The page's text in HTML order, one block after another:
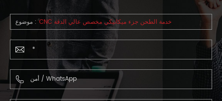
موضوع : CNC خدمة الطحن جزء ميكانيكي مخصص عالي الدقة